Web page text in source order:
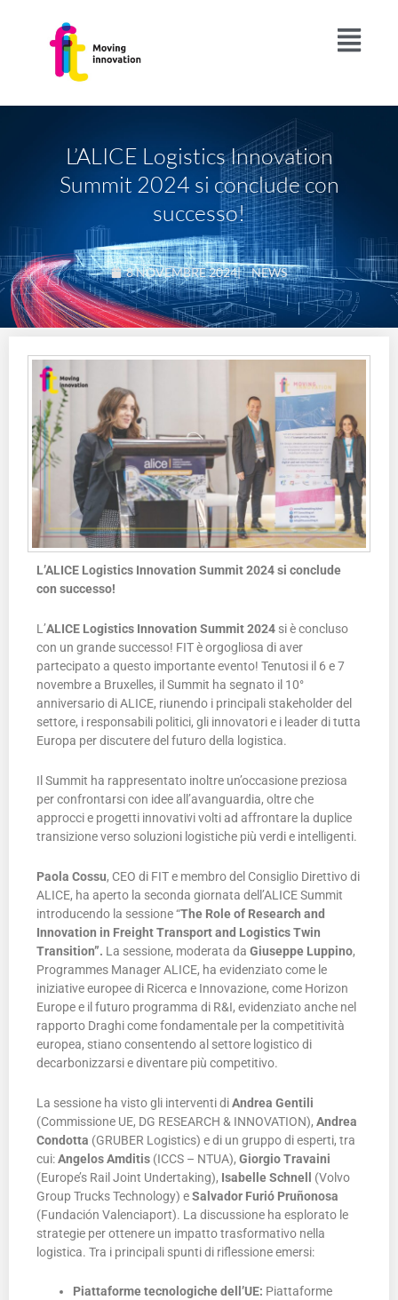
L’ALICE Logistics Innovation
Summit 2024 si conclude con
successo!
8 NOVEMBRE 2024|NEWS
L’ALICE Logistics Innovation Summit 2024 si conclude
con successo!
L’ALICE Logistics Innovation Summit 2024 si è concluso
con un grande successo! FIT è orgogliosa di aver
partecipato a questo importante evento! Tenutosi il 6 e 7
novembre a Bruxelles, il Summit ha segnato il 10°
anniversario di ALICE, riunendo i principali stakeholder del
settore, i responsabili politici, gli innovatori e i leader di tutta
Europa per discutere del futuro della logistica.
Il Summit ha rappresentato inoltre un’occasione preziosa
per confrontarsi con idee all’avanguardia, oltre che
approcci e progetti innovativi volti ad affrontare la duplice
transizione verso soluzioni logistiche più verdi e intelligenti.
Paola Cossu, CEO di FIT e membro del Consiglio Direttivo di
ALICE, ha aperto la seconda giornata dell’ALICE Summit
introducendo la sessione “The Role of Research and
Innovation in Freight Transport and Logistics Twin
Transition”. La sessione, moderata daGiuseppe Luppino,
Programmes Manager ALICE, ha evidenziato come le
iniziative europee di Ricerca e Innovazione, come Horizon
Europe e il futuro programma di R&I, evidenziato anche nel
rapporto Draghi come fondamentale per la competitività
europea, stiano consentendo al settore logistico di
decarbonizzarsi e diventare più competitivo.
La sessione ha visto gli interventi diAndrea Gentili
(Commissione UE, DG RESEARCH & INNOVATION),Andrea
Condotta (GRUBER Logistics) e di un gruppo di esperti, tra
cui:Angelos Amditis (ICCS – NTUA),Giorgio Travaini
(Europe’s Rail Joint Undertaking), Isabelle Schnell (Volvo
Group Trucks Technology) eSalvador Furió Pruñonosa
(Fundación Valenciaport). La discussione ha esplorato le
strategie per ottenere un impatto trasformativo nella
logistica. Tra i principali spunti di riflessione emersi:
Piattaforme tecnologiche dell’UE: Piattaforme